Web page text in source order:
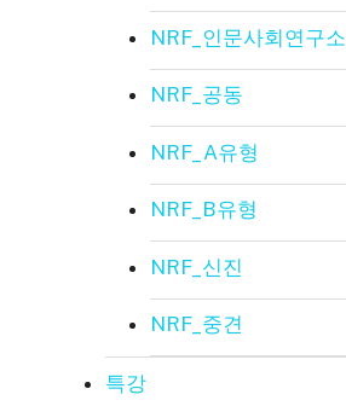
NRF_인문사회연구소
NRF_공동
NRF_A유형
NRF_B유형
NRF_신진
NRF_중견
특강